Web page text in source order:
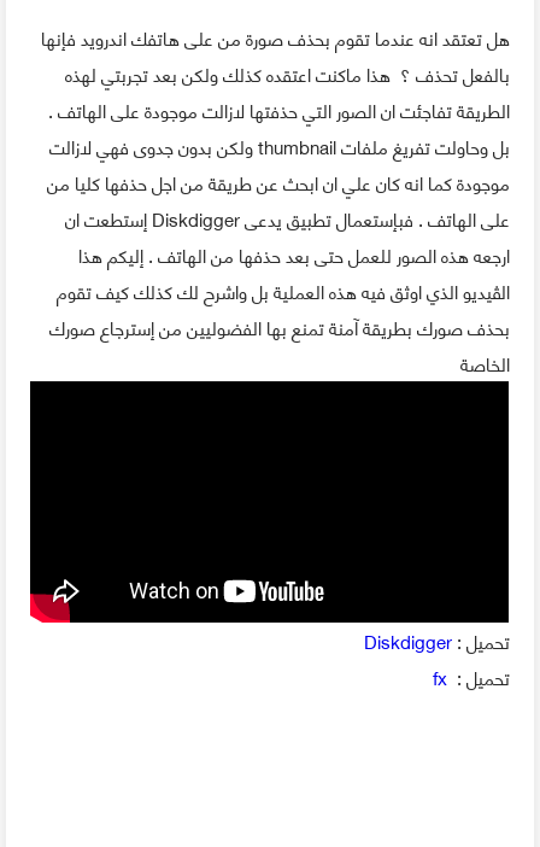
هل تعتقد انه عندما تقوم بحذف صورة من على هاتفك اندرويد فإنها
بالفعل تحذف ؟ هذا ماكنت اعتقده كذلك ولكن بعد تجربتي لهذه
الطريقة تفاجئت ان الصور التي حذفتها لازالت موجودة على الهاتف .
بل وحاولت تفريغ ملفات thumbnail ولكن بدون جدوى فهي لازالت
موجودة كما انه كان علي ان ابحث عن طريقة من اجل حذفها كليا من
على الهاتف . فبإستعمال تطبيق يدعى Diskdigger إستطعت ان
ارجعه هذه الصور للعمل حتى بعد حذفها من الهاتف . إليكم هذا
الڤيديو الذي اوثق فيه هذه العملية بل واشرح لك كذلك كيف تقوم
بحذف صورك بطريقة آمنة تمنع بها الفضوليين من إسترجاع صورك
الخاصة
تحميل :Diskdigger
تحميل :fx